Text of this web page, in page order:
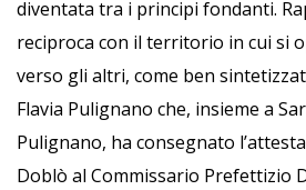
diventata tra i principi fondanti.
reciproca con il territorio in cui si
verso gli altri, come ben
Flavia Pulignano che, insieme a
Pulignano, ha consegnato
Doblò al Commissario Prefettizio